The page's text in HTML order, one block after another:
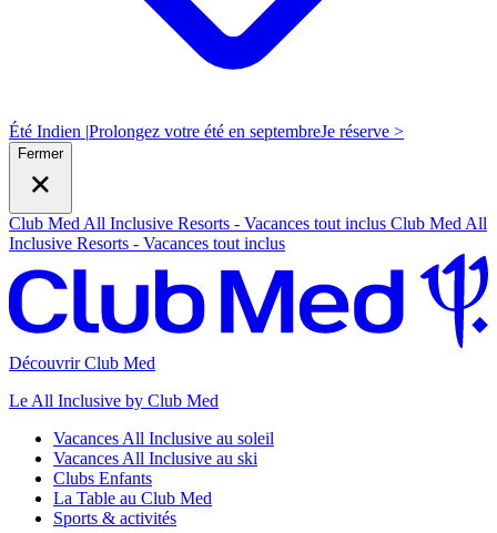
Été Indien |Prolongez votre été en septembreJe réserve >
Fermer
Club Med All Inclusive Resorts - Vacances tout inclus Club Med All
Inclusive Resorts - Vacances tout inclus
Découvrir Club Med
Le All Inclusive by Club Med
Vacances All Inclusive au soleil
Vacances All Inclusive au ski
Clubs Enfants
La Table au Club Med
Sports & activités